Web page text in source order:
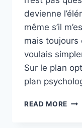
devienne
même s’il
mais toujours
voulais
Sur le plan
plan
READ MORE